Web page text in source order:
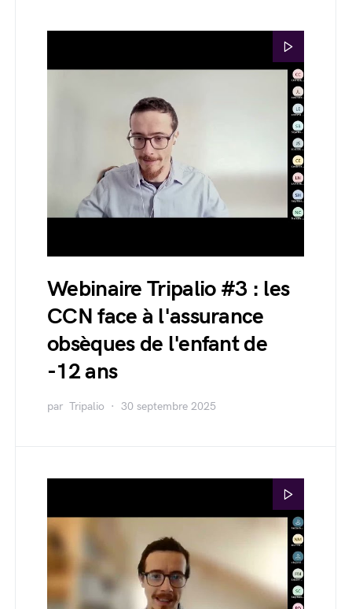
Webinaire Tripalio #3 : les
CCN face à l'assurance
obsèques de l'enfant de
-12 ans
par Tripalio 30 septembre 2025